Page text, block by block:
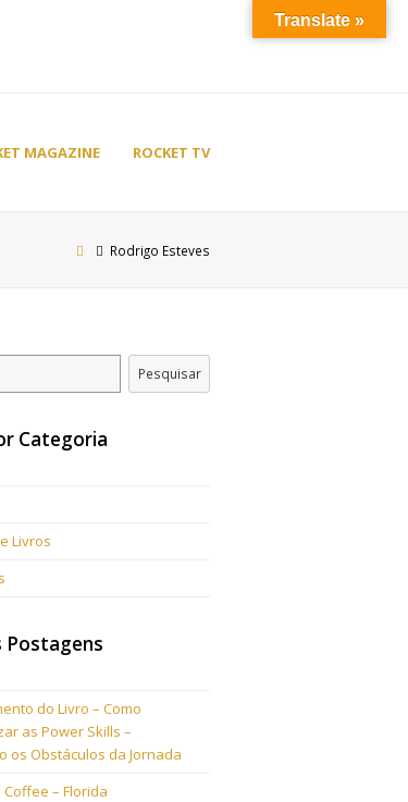
MAGAZINE ROCKET TV
Rodrigo Esteves
Pesquisar
Categoria
Livros
Postagens
do Livro – Como
as Power Skills –
os Obstáculos da Jornada
– Florida
Translate »